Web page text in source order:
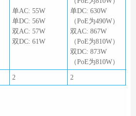
单AC: 55W
单DC: 56W
双AC: 57W
双DC: 61W
单DC: 630W
（PoE为490W）
双AC: 867W
（PoE为810W）
双DC: 873W
（PoE为810W）
2 2